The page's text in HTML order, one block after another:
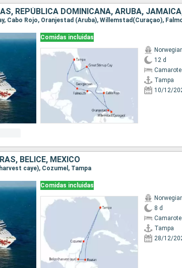
Comidas incluidas
12 d
Tampa
10/12/
BELICE, MÉXICO
caye), Cozumel, Tampa
Comidas incluidas
8 d
Tampa
28/12/